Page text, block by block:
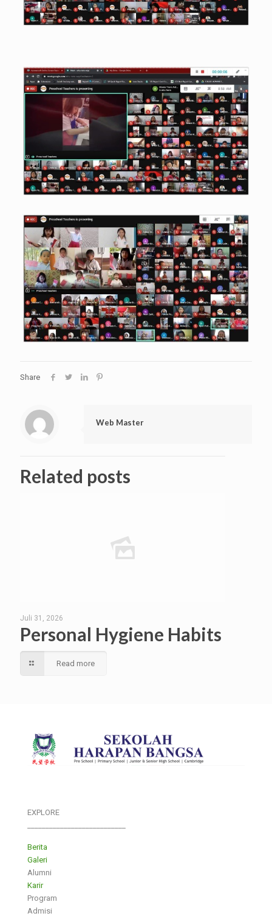
Share
Web Master
Related posts
Juli 31, 2026
Personal Hygiene Habits
Read more
EXPLORE
Berita
Galeri
Alumni
Karir
Program
Admisi